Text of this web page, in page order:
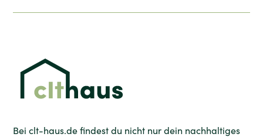
Bei clt-haus.de findest du nicht nur dein nachhaltiges